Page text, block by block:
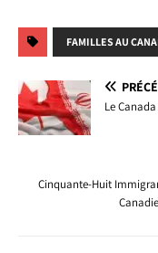
FAMILLES AU
Le
Cinquante-Huit